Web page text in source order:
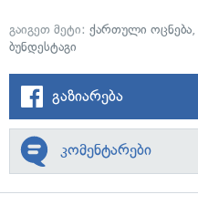
გაიგეთ მეტი: ქართული ოცნება,
ბუნდესტაგი
გაზიარება
კომენტარები